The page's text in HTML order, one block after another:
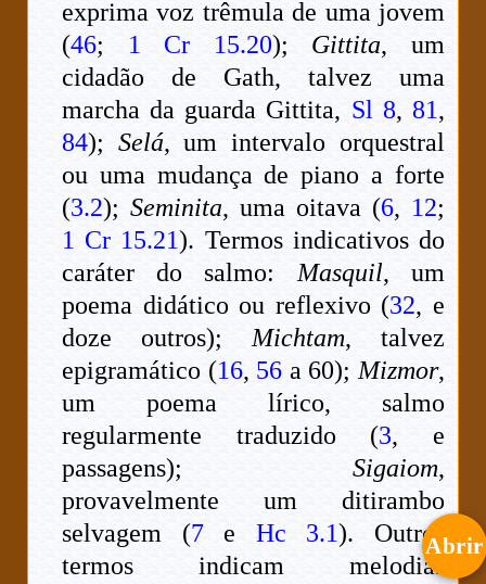
exprima voz trêmula de uma jovem
(46; 1 Cr 15.20); Gittita, um
cidadão de Gath, talvez uma
marcha da guarda Gittita, Sl 8, 81,
84); Selá, um intervalo orquestral
ou uma mudança de piano a forte
(3.2); Seminita, uma oitava (6, 12;
1 Cr 15.21). Termos indicativos do
caráter do salmo:Masquil, um
poema didático ou reflexivo (32, e
doze outros);Michtam, talvez
epigramático (16, 56 a 60);Mizmor,
um poema lírico, salmo
regularmente traduzido (3, e
passagens); Sigaiom,
provavelmente um ditirambo
selvagem (7e Hc 3.1). Outros
termos indicam melodias
Abrir